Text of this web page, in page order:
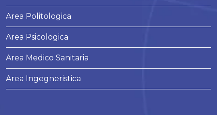
Area Politologica
Area Psicologica
Area Medico Sanitaria
Area Ingegneristica